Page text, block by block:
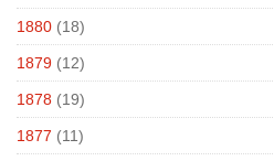
1880 (18)
1879 (12)
1878 (19)
1877 (11)